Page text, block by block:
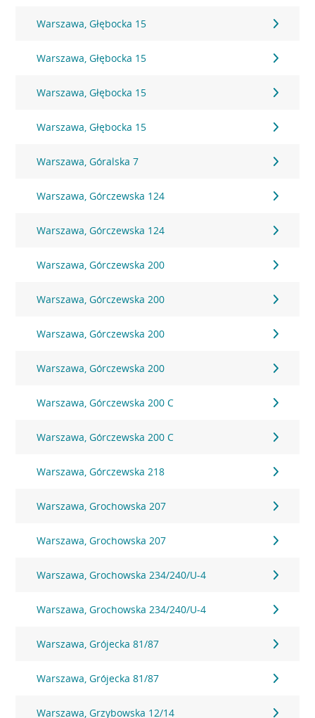
Warszawa, Głębocka 15
Warszawa, Głębocka 15
Warszawa, Głębocka 15
Warszawa, Głębocka 15
Warszawa, Góralska 7
Warszawa, Górczewska 124
Warszawa, Górczewska 124
Warszawa, Górczewska 200
Warszawa, Górczewska 200
Warszawa, Górczewska 200
Warszawa, Górczewska 200
Warszawa, Górczewska 200 C
Warszawa, Górczewska 200 C
Warszawa, Górczewska 218
Warszawa, Grochowska 207
Warszawa, Grochowska 207
Warszawa, Grochowska 234/240/U-4
Warszawa, Grochowska 234/240/U-4
Warszawa, Grójecka 81/87
Warszawa, Grójecka 81/87
Warszawa, Grzybowska 12/14